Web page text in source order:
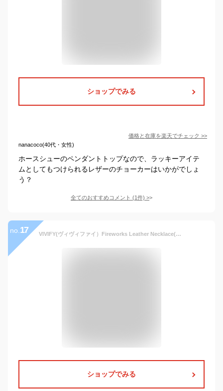
ショップでみる
価格と在庫を楽天でチェック >>
nanacoco(40代・女性)
ホースシューのペンダントトップなので、ラッキーアイテ
ムとしてもつけられるレザーのチョーカーはいかがでしょ
う？
全てのおすすめコメント (1件) >
no. 17 VIVIFY(ヴィヴィファイ）Fireworks Leather Necklace(M)【オーダーメイド 受注生産】【キャンセル不可】【VIVIFY ネックレス】【ガラス工芸】【VFN-227】
ショップでみる